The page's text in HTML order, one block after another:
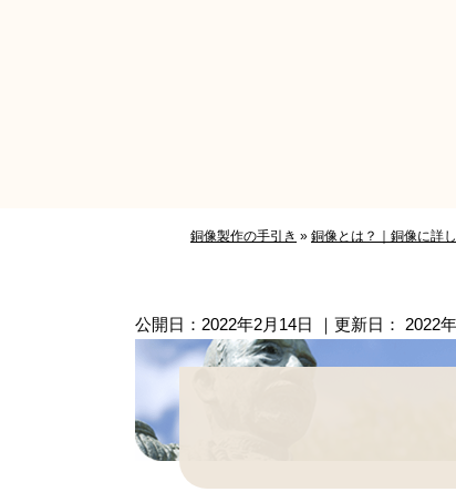
銅像製作の手引き » 銅像とは？｜銅像に詳
公開日： 2022年2月14日 ｜更新日： 2022